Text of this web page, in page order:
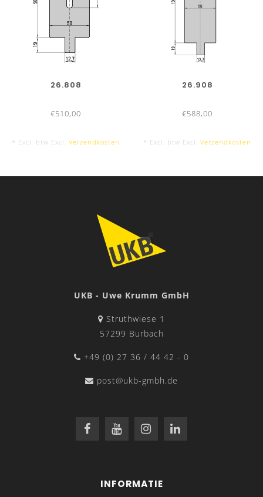
26.808
€510,00
* Excl. btw Excl. Verzendkosten
26.908
€588,00
* Excl. btw Excl. Verzendkosten
UKB - Uwe Krumm GmbH
Struthwiese 1
57299 Burbach
+49 (0) 27 36 / 44 42 - 0
post@ukb-gmbh.de
INFORMATIE